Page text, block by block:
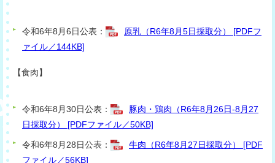
令和6年8月6日公表：
原乳（R6年8月5日採取分） [PDFフ
ァイル／144KB]
【食肉】
令和6年8月30日公表：
豚肉・鶏肉（R6年8月26日-8月27
日採取分） [PDFファイル／50KB]
令和6年8月28日公表：
牛肉（R6年8月27日採取分） [PDF
ファイル／56KB]